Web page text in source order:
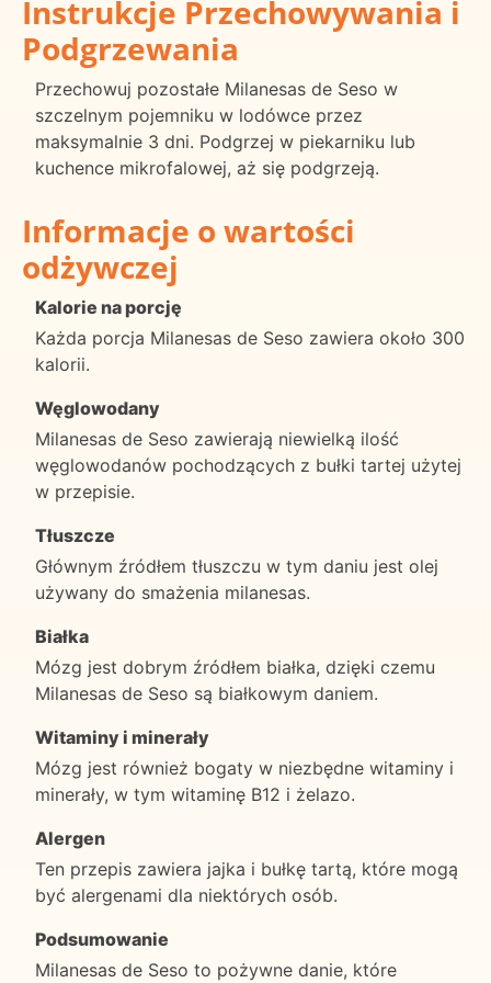
Instrukcje Przechowywania i
Podgrzewania
Przechowuj pozostałe Milanesas de Seso w
szczelnym pojemniku w lodówce przez
maksymalnie 3 dni. Podgrzej w piekarniku lub
kuchence mikrofalowej, aż się podgrzeją.
Informacje o wartości
odżywczej
Kalorie na porcję
Każda porcja Milanesas de Seso zawiera około 300
kalorii.
Węglowodany
Milanesas de Seso zawierają niewielką ilość
węglowodanów pochodzących z bułki tartej użytej
w przepisie.
Tłuszcze
Głównym źródłem tłuszczu w tym daniu jest olej
używany do smażenia milanesas.
Białka
Mózg jest dobrym źródłem białka, dzięki czemu
Milanesas de Seso są białkowym daniem.
Witaminy i minerały
Mózg jest również bogaty w niezbędne witaminy i
minerały, w tym witaminę B12 i żelazo.
Alergen
Ten przepis zawiera jajka i bułkę tartą, które mogą
być alergenami dla niektórych osób.
Podsumowanie
Milanesas de Seso to pożywne danie, które